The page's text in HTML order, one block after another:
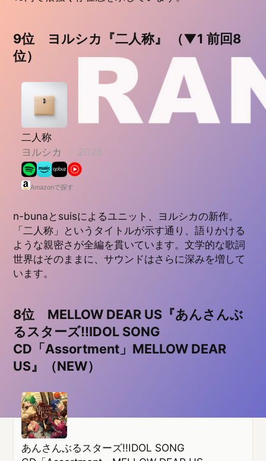
二人称
Amazonで探す
n-bunaとsuisによるユニット、ヨルシカの新作。
「二人称」というタイトルが示す通り、語りかける
ような親密さが全編を貫いています。文学的な歌詞
世界はそのままに、サウンドはさらに深みを増して
います。
8位 MELLOW DEAR US『あんさんぶ
るスターズ!!IDOL SONG
CD「Assortment」MELLOW DEAR
US』（NEW）
あんさんぶるスターズ!!IDOL SONG
CD「Assortment」MELLOW DEAR US
MELLOW DEAR US
Amazonで探す
スマホゲーム『あんさんぶるスターズ!!』のキャラク
ターソングCDシリーズ最新作。ゲーム内ユニット
「MELLOW DEAR US」による書き下ろし楽曲を収